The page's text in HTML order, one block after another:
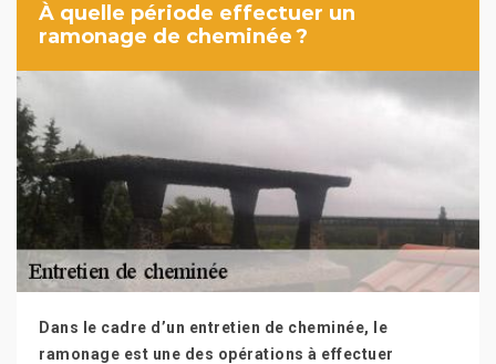
À quelle période effectuer un
ramonage de cheminée ?
Dans le cadre d’un entretien de cheminée, le
ramonage est une des opérations à effectuer